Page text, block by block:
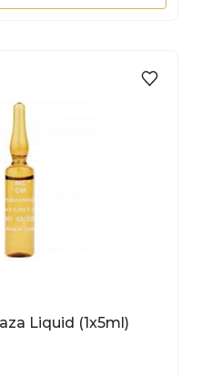
Liquid (1x5ml)